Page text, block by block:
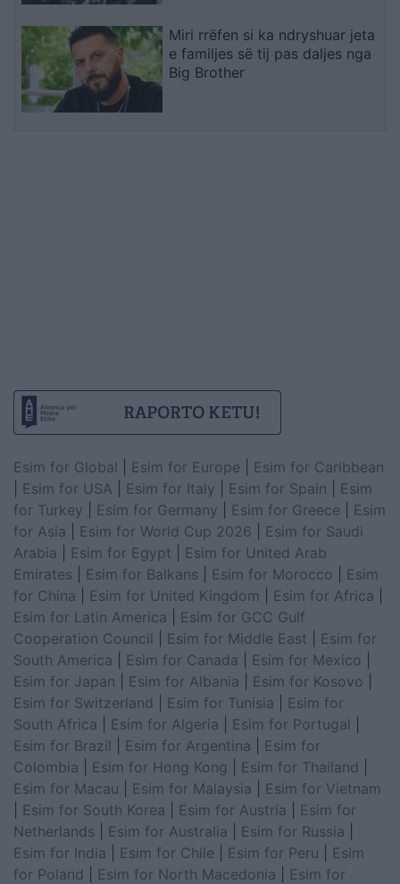
Miri rrëfen si ka ndryshuar jeta
e familjes së tij pas daljes nga
Big Brother
Esim for Global Esim for Europe
Esim for Caribbean
Esim for USA Esim for Italy Esim for Spain
Esim
for Turkey
Esim for Germany Esim for Greece
Esim
for Asia
Esim for World Cup 2026
Esim for Saudi
Arabia
Esim for Egypt
Esim for United Arab
Emirates
Esim for Balkans Esim for Morocco
Esim
for China
Esim for United Kingdom Esim for Africa
Esim for Latin America
Esim for GCC Gulf
Cooperation Council
Esim for Middle East
Esim for
South America
Esim for Canada Esim for Mexico
Esim for Japan
Esim for Albania Esim for Kosovo
Esim for Switzerland
Esim for Tunisia
Esim for
South Africa
Esim for Algeria Esim for Portugal
Esim for Brazil
Esim for Argentina
Esim for
Colombia
Esim for Hong Kong Esim for Thailand
Esim for Macau
Esim for Malaysia
Esim for Vietnam
Esim for South Korea Esim for Austria
Esim for
Netherlands
Esim for Australia Esim for Russia
Esim for India
Esim for Chile Esim for Peru
Esim
for Poland
Esim for North Macedonia
Esim for